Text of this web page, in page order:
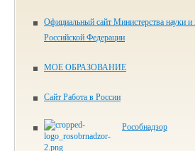
Официальный сайт Министерства науки
Российской Федерации
МОЕ ОБРАЗОВАНИЕ
Сайт Работа в России
Рособнадзор